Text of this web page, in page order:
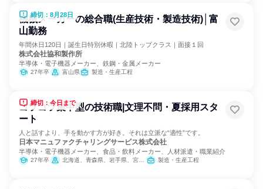
締切：8月28日
機械メーカーの総合職(生産技術・製造技術)│富
山勤務
年間休日120日｜誕生日特別休暇｜北陸トップクラス｜面接１回
株式会社協和製作所
半導体・電子機器メーカー、鉄鋼・金属メーカー
27年卒 富山県 製造・生産工程
締切：今日まで
コツコツ集中型の技術職|文理不問・夏採用スタ
ート
人と話すより、手を動かす方が好き。それは立派な“適性”です。
日本マニュファクチャリングサービス株式会社
半導体・電子機器メーカー、食品・飲料メーカー、人材派遣・職業紹介
27年卒 北海道、青森県、岩手県、宮城県、秋田県、山形県、福島県、茨城県、栃木県、群馬県、埼玉県、千葉県、東京都、神奈川県、新潟県、富山県、石川県、福井県、山梨県、長野県、岐阜県、静岡県、愛知県、三重県、滋賀県、京都府、大阪府、兵庫県、奈良県、和歌山県、鳥取県、島根県、岡山県、広島県、山口県、徳島県、香川県、愛媛県、高知県、福岡県、佐賀県、長崎県、熊本県、大分県、宮崎県、鹿児島県、沖縄県 製造・生産工程